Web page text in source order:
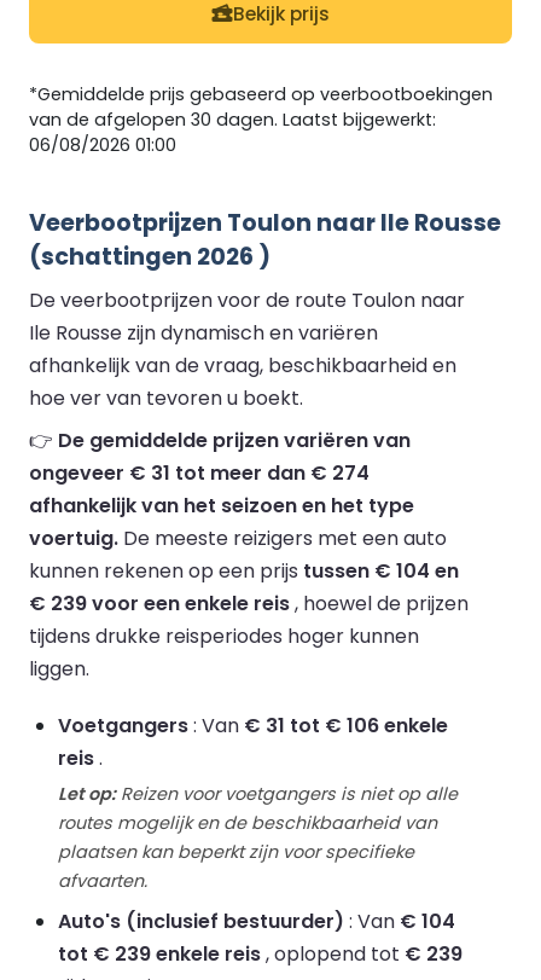
Bekijk prijs
*Gemiddelde prijs gebaseerd op veerbootboekingen
van de afgelopen 30 dagen. Laatst bijgewerkt:
06/08/2026 01:00
Veerbootprijzen Toulon naar Ile Rousse
(schattingen 2026 )
De veerbootprijzen voor de route Toulon naar
Ile Rousse zijn dynamisch en variëren
afhankelijk van de vraag, beschikbaarheid en
hoe ver van tevoren u boekt.
👉 De gemiddelde prijzen variëren van
ongeveer € 31 tot meer dan € 274
afhankelijk van het seizoen en het type
voertuig. De meeste reizigers met een auto
kunnen rekenen op een prijs tussen € 104 en
€ 239 voor een enkele reis, hoewel de prijzen
tijdens drukke reisperiodes hoger kunnen
liggen.
Voetgangers: Van € 31 tot € 106 enkele
reis.
Let op:Reizen voor voetgangers is niet op alle
routes mogelijk en de beschikbaarheid van
plaatsen kan beperkt zijn voor specifieke
afvaarten.
Auto's (inclusief bestuurder) : Van € 104
tot € 239 enkele reis, oplopend tot € 239